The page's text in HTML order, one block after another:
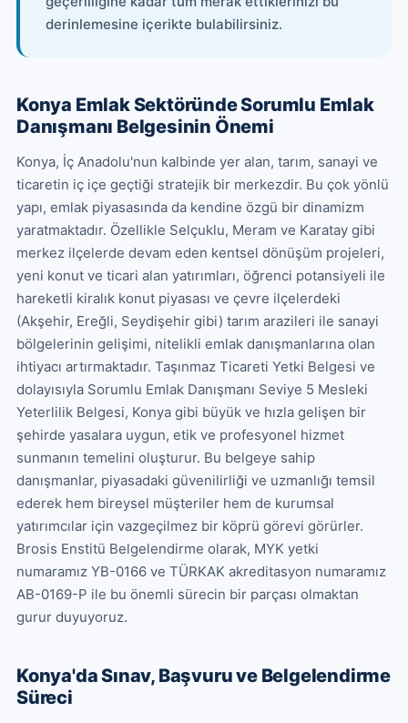
derinlemesine içerikte bulabilirsiniz.
Konya Emlak Sektöründe Sorumlu Emlak
Danışmanı Belgesinin Önemi
Konya, İç Anadolu'nun kalbinde yer alan, tarım, sanayi ve
ticaretin iç içe geçtiği stratejik bir merkezdir. Bu çok yönlü
yapı, emlak piyasasında da kendine özgü bir dinamizm
yaratmaktadır. Özellikle Selçuklu, Meram ve Karatay gibi
merkez ilçelerde devam eden kentsel dönüşüm projeleri,
yeni konut ve ticari alan yatırımları, öğrenci potansiyeli ile
hareketli kiralık konut piyasası ve çevre ilçelerdeki
(Akşehir, Ereğli, Seydişehir gibi) tarım arazileri ile sanayi
bölgelerinin gelişimi, nitelikli emlak danışmanlarına olan
ihtiyacı artırmaktadır. Taşınmaz Ticareti Yetki Belgesi ve
dolayısıyla Sorumlu Emlak Danışmanı Seviye 5 Mesleki
Yeterlilik Belgesi, Konya gibi büyük ve hızla gelişen bir
şehirde yasalara uygun, etik ve profesyonel hizmet
sunmanın temelini oluşturur. Bu belgeye sahip
danışmanlar, piyasadaki güvenilirliği ve uzmanlığı temsil
ederek hem bireysel müşteriler hem de kurumsal
yatırımcılar için vazgeçilmez bir köprü görevi görürler.
Brosis Enstitü Belgelendirme olarak, MYK yetki
numaramız YB-0166 ve TÜRKAK akreditasyon numaramız
AB-0169-P ile bu önemli sürecin bir parçası olmaktan
gurur duyuyoruz.
Konya'da Sınav, Başvuru ve Belgelendirme
Süreci